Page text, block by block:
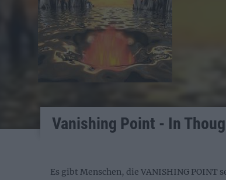
Vanishing Point - In
Es gibt Menschen, die VANISHING POINT